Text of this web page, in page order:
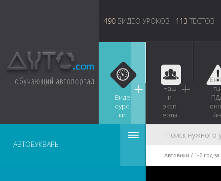
обучающий автопортал
490 ВИДЕО УРОКОВ 113 ТЕСТОВ
Виде
оуро
ки
Наш
и
эксп
ерты
ты
йн
АВТОБУКВАРЬ
Автовики 1‑й год